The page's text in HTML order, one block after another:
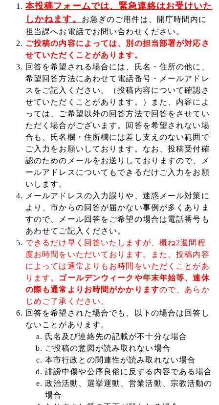
本投稿フォームでは、緊急連絡はお受けいた
しかねます。
お急ぎのご用件は、開庁時間内に
担当課へお電話でお問い合わせください。
ご投稿の内容によっては、別の担当部署が対応さ
せていただくことがあります。
回答を希望される場合には、氏名・住所の他に、
希望回答方法にあわせて電話番号・メールアドレ
スをご記入ください。（投稿内容について確認さ
せていただくことがあります。）また、内容によ
っては、ご希望以外の回答方法で回答をさせてい
ただく場合がございます。回答を希望されない場
合も、氏名欄・住所欄には差し支えのない範囲で
ご入力をお願いしております。なお、投稿受付確
認のためのメールをお送りしておりますので、メ
ールアドレスについてもできるだけご入力をお願
いします。
メールアドレスの入力誤りや、迷惑メール対策に
より、市からの回答が届かない事例が多くありま
すので、メール回答をご希望の場合は電話番号も
あわせてご記入ください。
できるだけ早く回答いたしますが、概ね2週間程
度お時間をいただいております。また、投稿内容
によっては通常よりもお時間をいただくことがあ
ります。 ゴールデンウィークや年末年始等、連休
の際も通常よりお時間がかかりますので、あらか
じめご了承ください。
回答を希望された場合でも、以下の場合は回答し
ないことがあります。
氏名及び連絡先の記載が不十分な場合
ご投稿の意図が読み取れない場合
本市行政との関連性が読み取れない場合
誹謗中傷や公序良俗に反する内容である場合
政治活動、選挙運動、営業活動、宗教活動の
場合